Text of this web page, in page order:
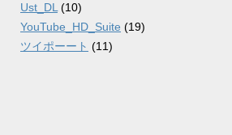
Ust_DL (10)
YouTube_HD_Suite (19)
ツイポーート (11)